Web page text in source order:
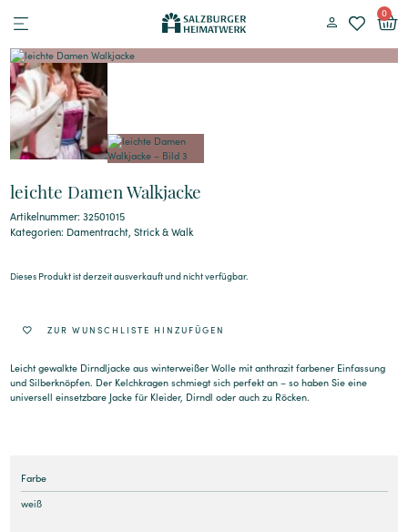
0
leichte Damen Walkjacke
Artikelnummer: 32501015
Kategorien: Damentracht,Strick & Walk
Dieses Produkt ist derzeit ausverkauft und nicht verfügbar.
ZUR WUNSCHLISTE HINZUFÜGEN
Leicht gewalkte Dirndljacke aus winterweißer Wolle mit anthrazit farbener Einfassung
und Silberknöpfen. Der Kelchkragen schmiegt sich perfekt an – so haben Sie eine
universell einsetzbare Jacke für Kleider, Dirndl oder auch zu Röcken.
Farbe
weiß